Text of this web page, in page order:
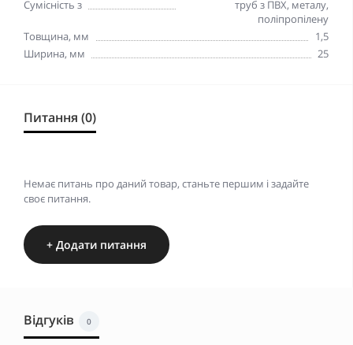
Сумісність з
труб з ПВХ, металу,
поліпропілену
Товщина, мм
1,5
Ширина, мм
25
Питання (0)
Немає питань про даний товар, станьте першим і задайте
своє питання.
+ Додати питання
Відгуків 0